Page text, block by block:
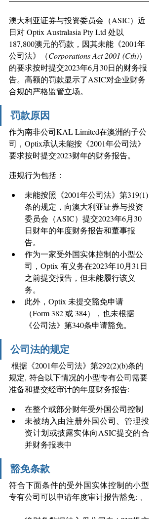
澳大利亚证券与投资委员会（ASIC）近
日对 Optix Australasia Pty Ltd 处以
187,800澳元的罚款，因其未能《2001年
公司法》
（Corporations Act 2001 (Cth)）
的要求按时提交2023年6月30日的财务报
告。高额的罚款显示了ASIC对企业财务
合规的严格监管立场。
罚款原因
作为南非公司KAL Limited在澳洲的子公
司，Optix承认未能按《2001年公司法》
要求按时提交2023财年的财务报告。
违规行为包括：
未能按照《2001年公司法》第319(1)
条的规定，向澳大利亚证券与投资
委员会（ASIC）提交2023年6月30
日财年的年度财务报告和董事报
告。
作为一家受外国实体控制的小型公
司，Optix 有义务在2023年10月31日
之前提交报告，但未能履行该义
务。
此外，Optix 未提交豁免申请
（Form 382 或 384），也未根据
《公司法》第340条申请豁免。
公司法的规定
根据《2001年公司法》第292(2)(b)条的
规定, 符合以下情况的小型专有公司需要
准备和提交经审计的年度财务报告:
在整个或部分财年受外国公司控制
未被纳入由注册外国公司、管理投
资计划或披露实体向ASIC提交的合
并财务报表中
豁免条款
符合下面条件的受外国实体控制的小型
专有公司可以申请年度审计报告豁免: 、